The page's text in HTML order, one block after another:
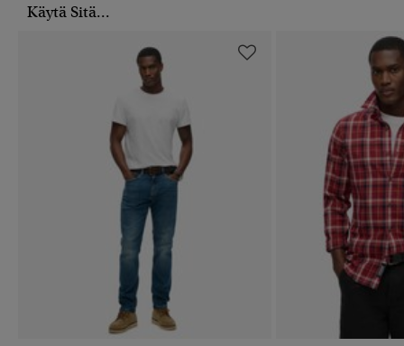
Käytä Sitä...